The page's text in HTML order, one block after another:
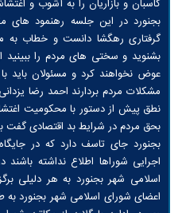
کاسبان و بازاریان را به آشوب و
بجنورد در این جلسه رهنمود های
گرفتاری رهگشا دانست و خطاب به
بشنوید و سختی های مردم را ببینید
عوض نخواهند کرد و مسئولان باید
مشکلات مردم بردارند احمد رضا
نطق پیش از دستور با محکومیت
بحق مردم در شرایط بد اقتصادی گفت
بجنورد جای تاسف دارد که در
اجرایی شوراها اطلاع نداشته
اسلامی شهر بجنورد به هر دلیلی
اعضای شورای اسلامی شهر بجنورد به